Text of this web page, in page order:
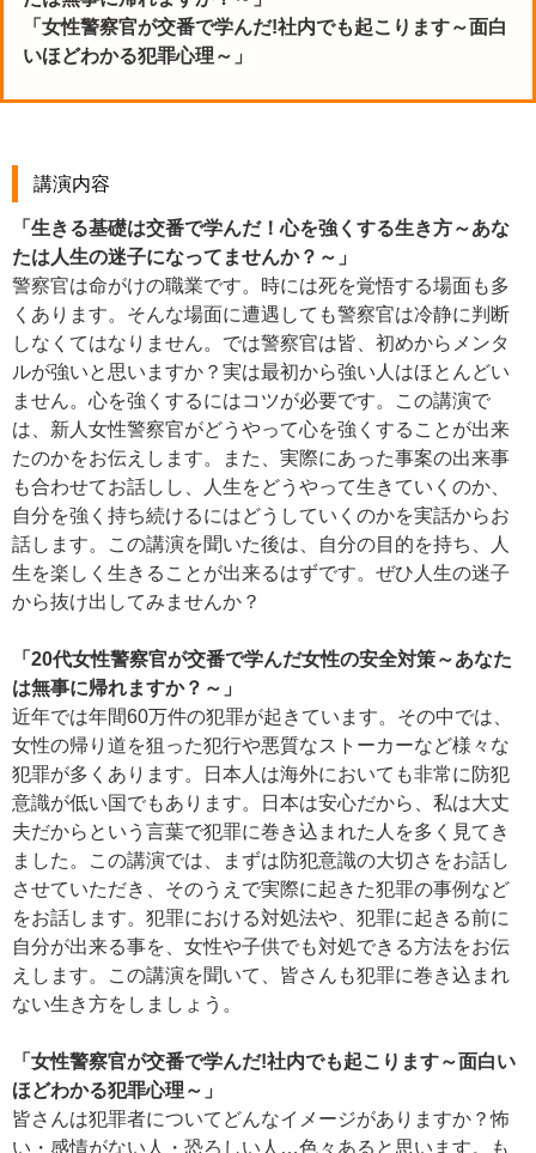
「女性警察官が交番で学んだ!社内でも起こります～面白
いほどわかる犯罪心理～」
講演内容
「生きる基礎は交番で学んだ！心を強くする生き方～あな
たは人生の迷子になってませんか？～」
警察官は命がけの職業です。時には死を覚悟する場面も多
くあります。そんな場面に遭遇しても警察官は冷静に判断
しなくてはなりません。では警察官は皆、初めからメンタ
ルが強いと思いますか？実は最初から強い人はほとんどい
ません。心を強くするにはコツが必要です。この講演で
は、新人女性警察官がどうやって心を強くすることが出来
たのかをお伝えします。また、実際にあった事案の出来事
も合わせてお話しし、人生をどうやって生きていくのか、
自分を強く持ち続けるにはどうしていくのかを実話からお
話します。この講演を聞いた後は、自分の目的を持ち、人
生を楽しく生きることが出来るはずです。ぜひ人生の迷子
から抜け出してみませんか？
「20代女性警察官が交番で学んだ女性の安全対策～あなた
は無事に帰れますか？～」
近年では年間60万件の犯罪が起きています。その中では、
女性の帰り道を狙った犯行や悪質なストーカーなど様々な
犯罪が多くあります。日本人は海外においても非常に防犯
意識が低い国でもあります。日本は安心だから、私は大丈
夫だからという言葉で犯罪に巻き込まれた人を多く見てき
ました。この講演では、まずは防犯意識の大切さをお話し
させていただき、そのうえで実際に起きた犯罪の事例など
をお話します。犯罪における対処法や、犯罪に起きる前に
自分が出来る事を、女性や子供でも対処できる方法をお伝
えします。この講演を聞いて、皆さんも犯罪に巻き込まれ
ない生き方をしましょう。
「女性警察官が交番で学んだ!社内でも起こります～面白い
ほどわかる犯罪心理～」
皆さんは犯罪者についてどんなイメージがありますか？怖
い・感情がない人・恐ろしい人…色々あると思います。も